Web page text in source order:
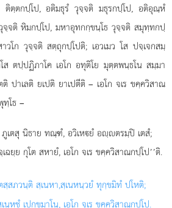
ตฺตกปฺโป, อติมธุรํ วุจฺจติ มธุรกปฺโป, อติอุณฺหํ
จติ หิมกปฺโป, มหาอุทกกฺขนฺโธ วุจฺจติ สมุทฺทกปฺ
โก วุจฺจติ สตฺถุกปฺโปติ; เอวเมว โส ปจฺเจกสมฺ
ตปฺปฏิภาโค เอโก อทุติโย มุตฺตพนฺธโน สมฺมา
ปาเลติ ยเปติ ยาเปตีติ – เอโก จเร ขคฺควิสาณ
ทฺโธ –
ภูเตสุ นิธาย ทณฺฑํ, อวิเหยํ อฺตรมฺปิ เตสํ;
ฉยฺย กุโต สหายํ, เอโก จเร ขคฺควิสาณกปฺโป’’ติ.
สฺสภวนฺติ สฺเนหา,สฺเนหนฺวยํ ทุกฺขมิทํ ปโหติ;
นหชํ เปกฺขมาโน, เอโก จเร ขคฺควิสาณกปฺโป.